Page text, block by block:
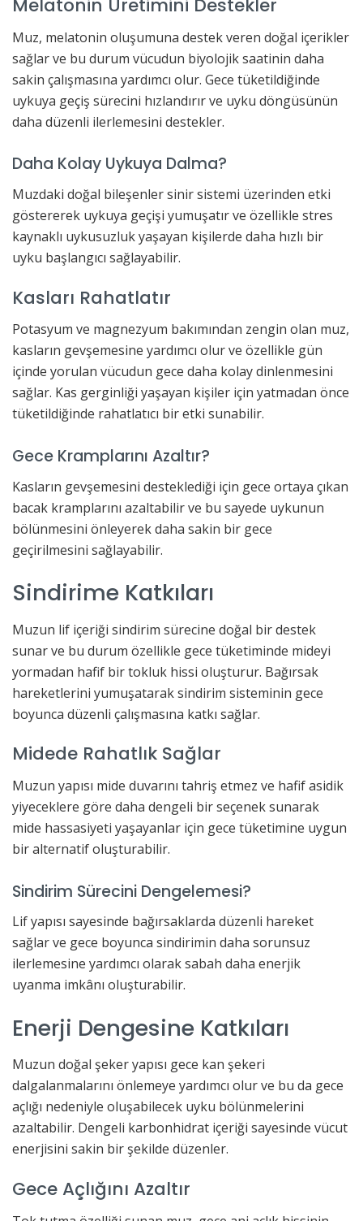
Melatonin Üretimini Destekler
Muz, melatonin oluşumuna destek veren doğal içerikler
sağlar ve bu durum vücudun biyolojik saatinin daha
sakin çalışmasına yardımcı olur. Gece tüketildiğinde
uykuya geçiş sürecini hızlandırır ve uyku döngüsünün
daha düzenli ilerlemesini destekler.
Daha Kolay Uykuya Dalma?
Muzdaki doğal bileşenler sinir sistemi üzerinden etki
göstererek uykuya geçişi yumuşatır ve özellikle stres
kaynaklı uykusuzluk yaşayan kişilerde daha hızlı bir
uyku başlangıcı sağlayabilir.
Kasları Rahatlatır
Potasyum ve magnezyum bakımından zengin olan muz,
kasların gevşemesine yardımcı olur ve özellikle gün
içinde yorulan vücudun gece daha kolay dinlenmesini
sağlar. Kas gerginliği yaşayan kişiler için yatmadan önce
tüketildiğinde rahatlatıcı bir etki sunabilir.
Gece Kramplarını Azaltır?
Kasların gevşemesini desteklediği için gece ortaya çıkan
bacak kramplarını azaltabilir ve bu sayede uykunun
bölünmesini önleyerek daha sakin bir gece
geçirilmesini sağlayabilir.
Sindirime Katkıları
Muzun lif içeriği sindirim sürecine doğal bir destek
sunar ve bu durum özellikle gece tüketiminde mideyi
yormadan hafif bir tokluk hissi oluşturur. Bağırsak
hareketlerini yumuşatarak sindirim sisteminin gece
boyunca düzenli çalışmasına katkı sağlar.
Midede Rahatlık Sağlar
Muzun yapısı mide duvarını tahriş etmez ve hafif asidik
yiyeceklere göre daha dengeli bir seçenek sunarak
mide hassasiyeti yaşayanlar için gece tüketimine uygun
bir alternatif oluşturabilir.
Sindirim Sürecini Dengelemesi?
Lif yapısı sayesinde bağırsaklarda düzenli hareket
sağlar ve gece boyunca sindirimin daha sorunsuz
ilerlemesine yardımcı olarak sabah daha enerjik
uyanma imkânı oluşturabilir.
Enerji Dengesine Katkıları
Muzun doğal şeker yapısı gece kan şekeri
dalgalanmalarını önlemeye yardımcı olur ve bu da gece
açlığı nedeniyle oluşabilecek uyku bölünmelerini
azaltabilir. Dengeli karbonhidrat içeriği sayesinde vücut
enerjisini sakin bir şekilde düzenler.
Gece Açlığını Azaltır